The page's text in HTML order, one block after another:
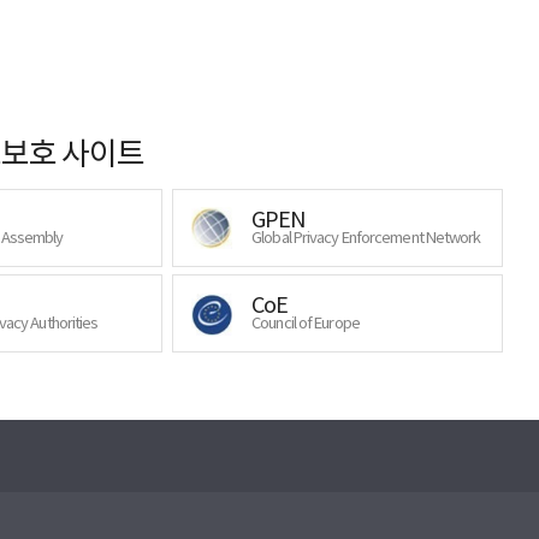
호 사이트
GPEN
Global Privacy Enforcement Network
Authorities
CoE
Council of Europe